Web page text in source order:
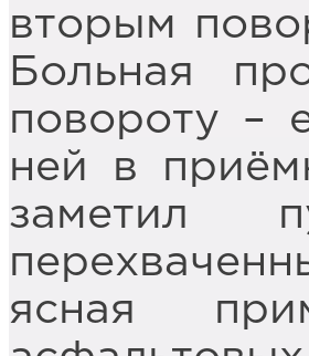
вторым
Больная
повороту –
ней в
заметил
ясная